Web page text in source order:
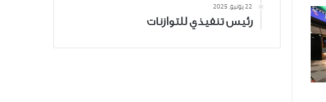
22 يونيو، 2025
رئيس تنفيذي للتوازنات